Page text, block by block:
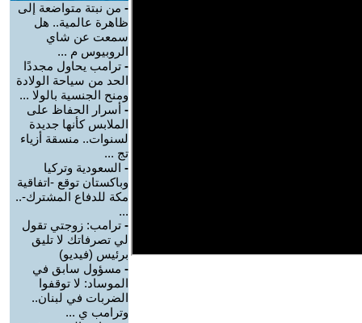
- من نبتة متواضعة إلى
ظاهرة عالمية.. هل
سمعت عن شاي
الروبيوس م ...
- ترامب يحاول مجددًا
الحد من سياحة الولادة
ومنح الجنسية بالولا ...
- أسرار الحفاظ على
الملابس كأنها جديدة
لسنوات.. منسقة أزياء
تج ...
- السعودية وتركيا
وباكستان توقع -اتفاقية
مكة للدفاع المشترك-..
...
- ترامب: زوجتي تقول
لي تصرفاتك لا تليق
برئيس (فيديو)
- مسؤول سابق في
الموساد: لا توقفوا
الضربات في لبنان..
وترامب ي ...